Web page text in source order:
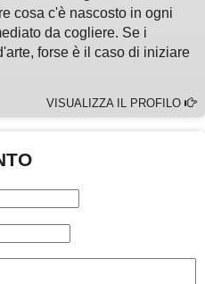
cosa c'è nascosto in ogni
da cogliere. Se i
forse è il caso di iniziare
VISUALIZZA IL PROFILO